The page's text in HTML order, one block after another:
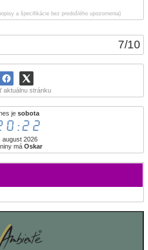
7/10
aktuálnu stránku
je sobota
august 2026
má Oskar
a špecifikácie bez predošlého upozornenia)